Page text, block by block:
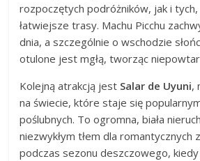
rozpoczętych podróżników, jak i
łatwiejsze trasy. Machu Picchu
dnia, a szczególnie o wschodzie
otulone jest mgłą, tworząc
Kolejną atrakcją jest Salar de Uyuni,
na świecie, które staje się
poślubnych. To ogromna, biała
niezwykłym tłem dla romantycznych
podczas sezonu deszczowego,